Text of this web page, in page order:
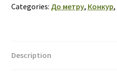
Categories: До метру, Конкур,
Description